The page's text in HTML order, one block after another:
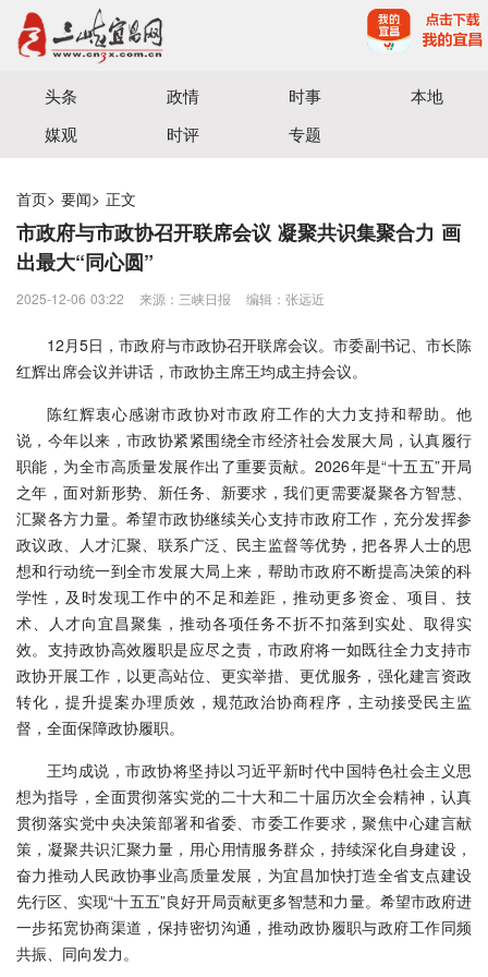
宜昌三峡融媒体中心主办
头条 政情 时事
本地
媒观
时评 专题
首页> 要闻> 正文
市政府与市政协召开联席会议 凝聚共识集聚合力 画
出最大“同心圆”
2025-12-06 03:22 来源：三峡日报 编辑：张远近
12月5日，市政府与市政协召开联席会议。市委副书记、市长陈
红辉出席会议并讲话，市政协主席王均成主持会议。
陈红辉衷心感谢市政协对市政府工作的大力支持和帮助。他
说，今年以来，市政协紧紧围绕全市经济社会发展大局，认真履行
职能，为全市高质量发展作出了重要贡献。2026年是“十五五”开局
之年，面对新形势、新任务、新要求，我们更需要凝聚各方智慧、
汇聚各方力量。希望市政协继续关心支持市政府工作，充分发挥参
政议政、人才汇聚、联系广泛、民主监督等优势，把各界人士的思
想和行动统一到全市发展大局上来，帮助市政府不断提高决策的科
学性，及时发现工作中的不足和差距，推动更多资金、项目、技
术、人才向宜昌聚集，推动各项任务不折不扣落到实处、取得实
效。支持政协高效履职是应尽之责，市政府将一如既往全力支持市
政协开展工作，以更高站位、更实举措、更优服务，强化建言资政
转化，提升提案办理质效，规范政治协商程序，主动接受民主监
督，全面保障政协履职。
王均成说，市政协将坚持以习近平新时代中国特色社会主义思
想为指导，全面贯彻落实党的二十大和二十届历次全会精神，认真
贯彻落实党中央决策部署和省委、市委工作要求，聚焦中心建言献
策，凝聚共识汇聚力量，用心用情服务群众，持续深化自身建设，
奋力推动人民政协事业高质量发展，为宜昌加快打造全省支点建设
先行区、实现“十五五”良好开局贡献更多智慧和力量。希望市政府进
一步拓宽协商渠道，保持密切沟通，推动政协履职与政府工作同频
共振、同向发力。